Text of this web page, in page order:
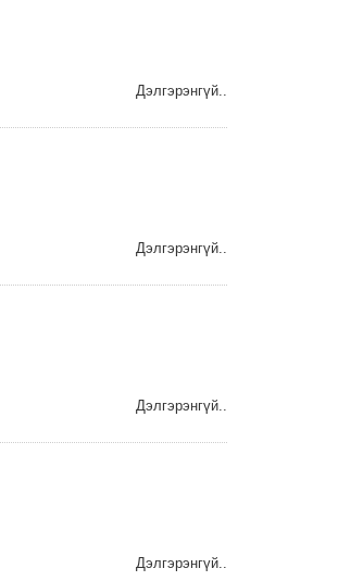
Дэлгэрэнгүй..
Дэлгэрэнгүй..
Дэлгэрэнгүй..
Дэлгэрэнгүй..